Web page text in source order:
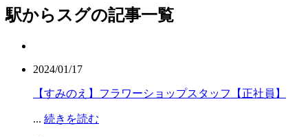
駅からスグの記事一覧
2024/01/17
【すみのえ】フラワーショップスタッフ【正社員】
... 続きを読む